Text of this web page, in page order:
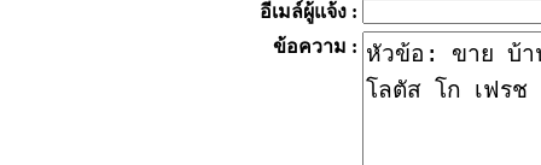
อีเมล์ผู้แจ้ง :
ข้อความ :